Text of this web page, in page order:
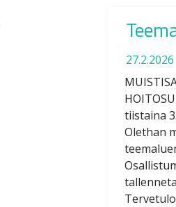
27.2.2026
tiistaina
Olethan